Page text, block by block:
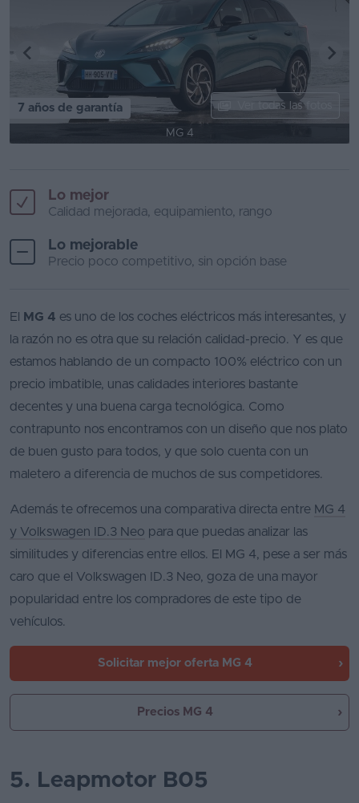
7 años de garantía Ver todas las fotos
MG 4
Lo mejor
Calidad mejorada, equipamiento, rango
Lo mejorable
Precio poco competitivo, sin opción base
El MG 4 es uno de los coches eléctricos más interesantes, y
la razón no es otra que su relación calidad-precio. Y es que
estamos hablando de un compacto 100% eléctrico con un
precio imbatible, unas calidades interiores bastante
decentes y una buena carga tecnológica. Como
contrapunto nos encontramos con un diseño que nos plato
de buen gusto para todos, y que solo cuenta con un
maletero a diferencia de muchos de sus competidores.
Además te ofrecemos una comparativa directa entre MG 4
y Volkswagen ID.3 Neo para que puedas analizar las
similitudes y diferencias entre ellos. El MG 4, pese a ser más
caro que el Volkswagen ID.3 Neo, goza de una mayor
popularidad entre los compradores de este tipo de
vehículos.
Solicitar mejor oferta MG 4
Precios MG 4
5. Leapmotor B05